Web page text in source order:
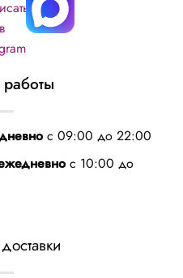
с 09:00 до 22:00
с 10:00 до